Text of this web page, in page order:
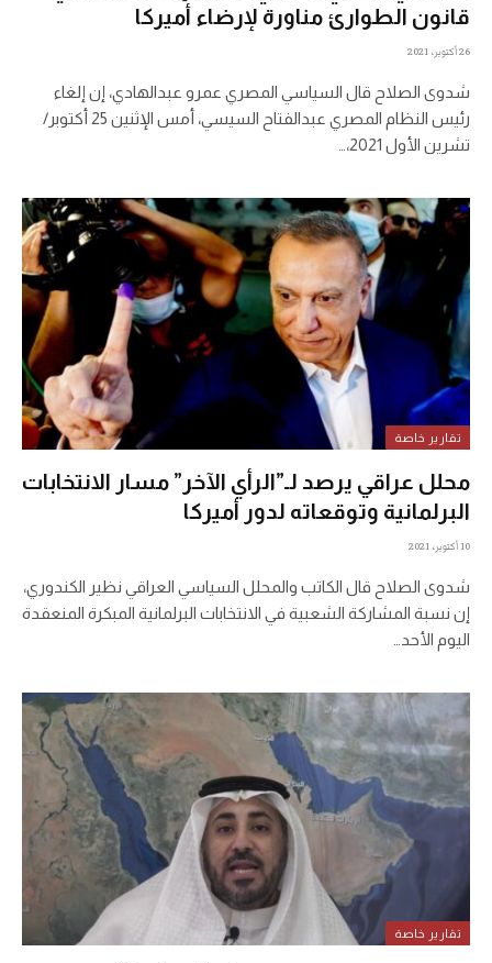
قانون الطوارئ مناورة لإرضاء أميركا
26 أكتوبر، 2021
شدوى الصلاح قال السياسي المصري عمرو عبدالهادي، إن إلغاء
رئيس النظام المصري عبدالفتاح السيسي، أمس الإثنين 25 أكتوبر/
تشرين الأول 2021،…
تقارير خاصة
محلل عراقي يرصد لـ”الرأي الآخر” مسار الانتخابات
البرلمانية وتوقعاته لدور أميركا
10 أكتوبر، 2021
شدوى الصلاح قال الكاتب والمحلل السياسي العراقي نظير الكندوري،
إن نسبة المشاركة الشعبية في الانتخابات البرلمانية المبكرة المنعقدة
اليوم الأحد…
تقارير خاصة